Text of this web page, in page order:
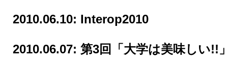
2010.06.10: Interop2010
2010.06.07: 第3回「大学は美味しい!!